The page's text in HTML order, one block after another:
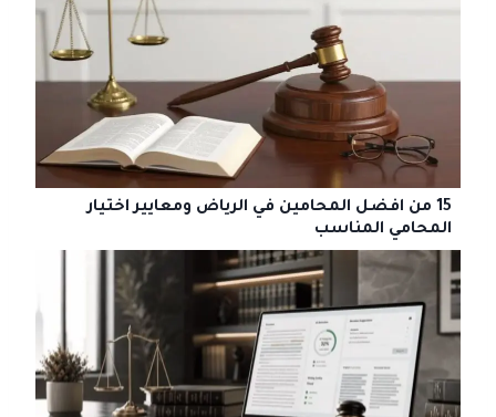
15 من افضل المحامين في الرياض ومعايير اختيار
المحامي المناسب